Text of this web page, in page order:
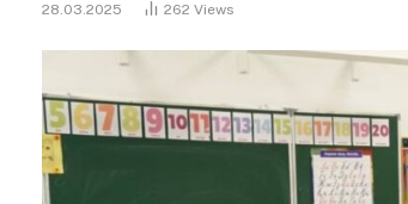
28.03.2025 262 Views